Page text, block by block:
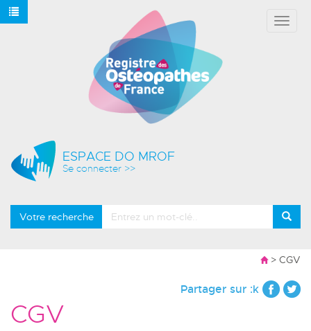
ESPACE DO MROF
Se connecter >>
Votre recherche
> CGV
Partager sur :k
CGV